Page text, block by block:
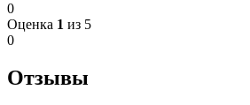
0
Оценка 1 из 5
0
Отзывы